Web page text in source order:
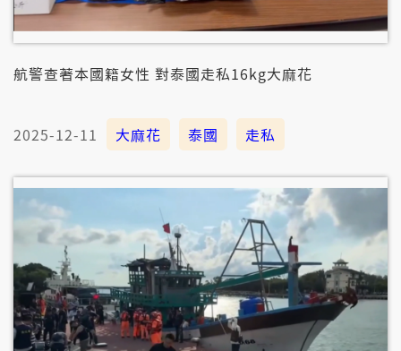
航警查著本國籍女性 對泰國走私16kg大麻花
2025-12-11 大麻花 泰國 走私